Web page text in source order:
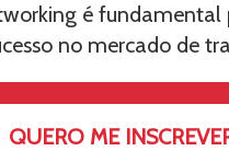
é fundamental
no mercado de
QUERO ME